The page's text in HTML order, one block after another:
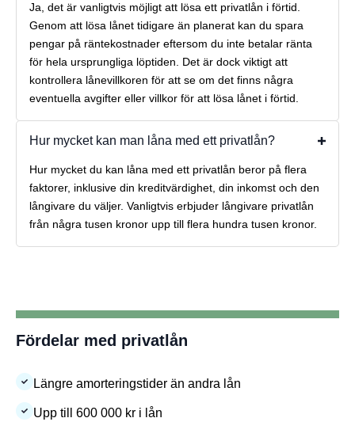
Ja, det är vanligtvis möjligt att lösa ett privatlån i förtid.
Genom att lösa lånet tidigare än planerat kan du spara
pengar på räntekostnader eftersom du inte betalar ränta
för hela ursprungliga löptiden. Det är dock viktigt att
kontrollera lånevillkoren för att se om det finns några
eventuella avgifter eller villkor för att lösa lånet i förtid.
Hur mycket kan man låna med ett privatlån?
Hur mycket du kan låna med ett privatlån beror på flera
faktorer, inklusive din kreditvärdighet, din inkomst och den
långivare du väljer. Vanligtvis erbjuder långivare privatlån
från några tusen kronor upp till flera hundra tusen kronor.
Fördelar med privatlån
Längre amorteringstider än andra lån
Upp till 600 000 kr i lån